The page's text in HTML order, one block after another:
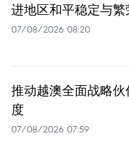
进地区和平稳定与繁
07/08/2026 08:20
推动越澳全面战略
度
07/08/2026 07:59